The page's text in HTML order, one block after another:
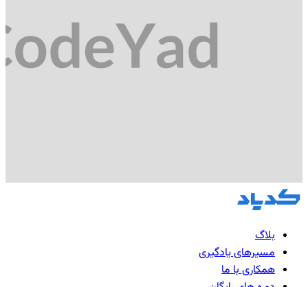
بلاگ
مسیرهای یادگیری
همکاری با ما